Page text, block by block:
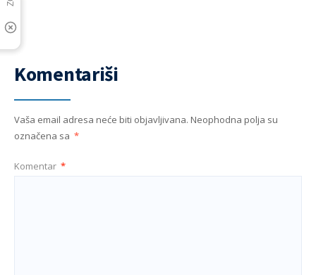
Komentariši
Vaša email adresa neće biti objavljivana. Neophodna polja su
označena sa *
Komentar *